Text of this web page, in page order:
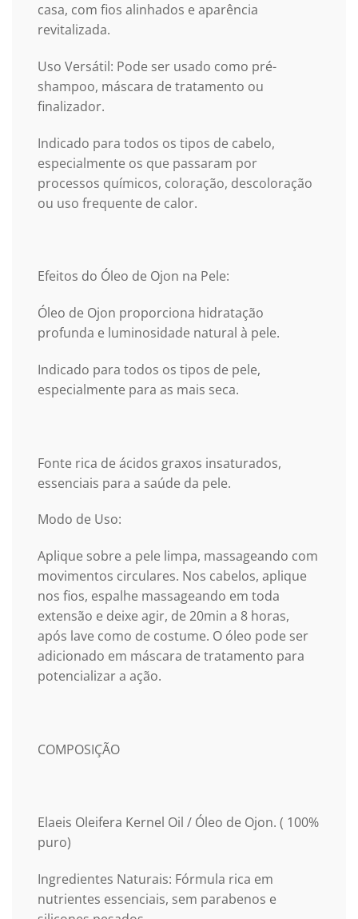
casa, com fios alinhados e aparência
revitalizada.
Uso Versátil: Pode ser usado como pré-
shampoo, máscara de tratamento ou
finalizador.
Indicado para todos os tipos de cabelo,
especialmente os que passaram por
processos químicos, coloração, descoloração
ou uso frequente de calor.
Efeitos do Óleo de Ojon na Pele:
Óleo de Ojon proporciona hidratação
profunda e luminosidade natural à pele.
Indicado para todos os tipos de pele,
especialmente para as mais seca.
Fonte rica de ácidos graxos insaturados,
essenciais para a saúde da pele.
Modo de Uso:
Aplique sobre a pele limpa, massageando com
movimentos circulares. Nos cabelos, aplique
nos fios, espalhe massageando em toda
extensão e deixe agir, de 20min a 8 horas,
após lave como de costume. O óleo pode ser
adicionado em máscara de tratamento para
potencializar a ação.
COMPOSIÇÃO
Elaeis Oleifera Kernel Oil / Óleo de Ojon. ( 100%
puro)
Ingredientes Naturais: Fórmula rica em
nutrientes essenciais, sem parabenos e